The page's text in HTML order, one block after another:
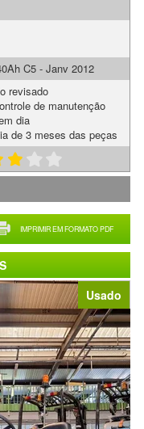
Usado
IMPRIMIR EM FORMATO PDF
C5 - Janv 2012
revisado
de manutenção
dia
de 3 meses das peças